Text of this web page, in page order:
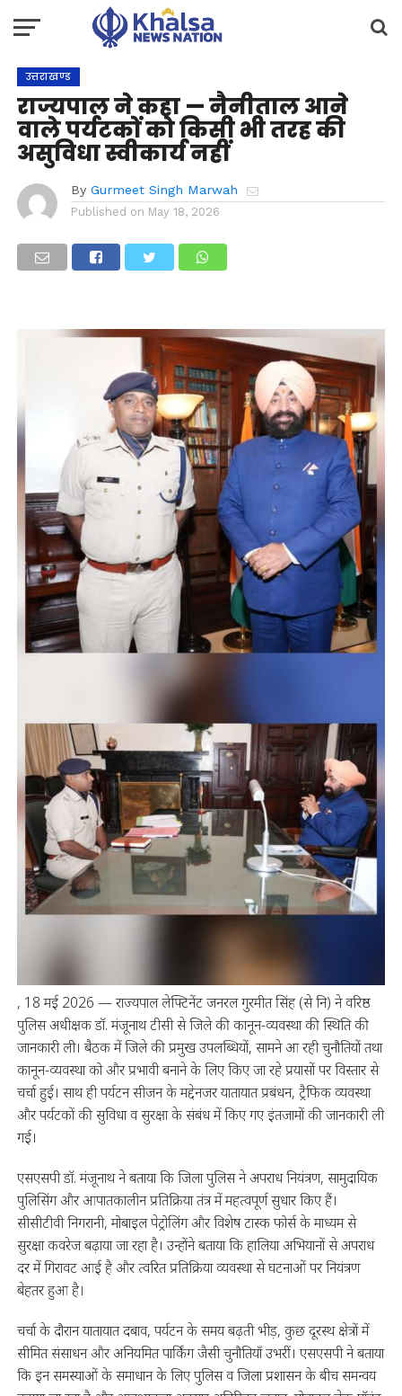
उत्तराखण्ड
राज्यपाल ने कहा — नैनीताल आने
वाले पर्यटकों को किसी भी तरह की
असुविधा स्वीकार्य नहीं
By Gurmeet Singh Marwah
Published on May 18, 2026
, 18 मई 2026 — राज्यपाल लेफ्टिनेंट जनरल गुरमीत सिंह (से नि) ने वरिष्ठ
पुलिस अधीक्षक डॉ. मंजूनाथ टीसी से जिले की कानून-व्यवस्था की स्थिति की
जानकारी ली। बैठक में जिले की प्रमुख उपलब्धियों, सामने आ रही चुनौतियों तथा
कानून-व्यवस्था को और प्रभावी बनाने के लिए किए जा रहे प्रयासों पर विस्तार से
चर्चा हुई। साथ ही पर्यटन सीजन के मद्देनजर यातायात प्रबंधन, ट्रैफिक व्यवस्था
और पर्यटकों की सुविधा व सुरक्षा के संबंध में किए गए इंतजामों की जानकारी ली
गई।
एसएसपी डॉ. मंजूनाथ ने बताया कि जिला पुलिस ने अपराध नियंत्रण, सामुदायिक
पुलिसिंग और आपातकालीन प्रतिक्रिया तंत्र में महत्वपूर्ण सुधार किए हैं।
सीसीटीवी निगरानी, मोबाइल पेट्रोलिंग और विशेष टास्क फोर्स के माध्यम से
सुरक्षा कवरेज बढ़ाया जा रहा है। उन्होंने बताया कि हालिया अभियानों से अपराध
दर में गिरावट आई है और त्वरित प्रतिक्रिया व्यवस्था से घटनाओं पर नियंत्रण
बेहतर हुआ है।
चर्चा के दौरान यातायात दबाव, पर्यटन के समय बढ़ती भीड़, कुछ दूरस्थ क्षेत्रों में
सीमित संसाधन और अनियमित पार्किंग जैसी चुनौतियाँ उभरीं। एसएसपी ने बताया
कि इन समस्याओं के समाधान के लिए पुलिस व जिला प्रशासन के बीच समन्वय